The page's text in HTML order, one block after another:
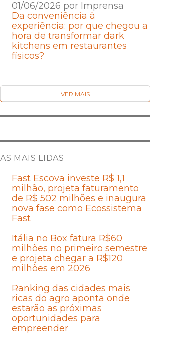
01/06/2026 por Imprensa
Da conveniência à
experiência: por que chegou a
hora de transformar dark
kitchens em restaurantes
físicos?
VER MAIS
AS MAIS LIDAS
Fast Escova investe R$ 1,1
milhão, projeta faturamento
de R$ 502 milhões e inaugura
nova fase como Ecossistema
Fast
Itália no Box fatura R$60
milhões no primeiro semestre
e projeta chegar a R$120
milhões em 2026
Ranking das cidades mais
ricas do agro aponta onde
estarão as próximas
oportunidades para
empreender